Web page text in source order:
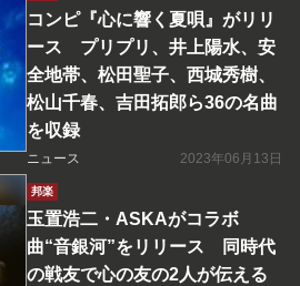
コンピ『心に響く夏唄』がリリ
ース プリプリ、井上陽水、安
全地帯、松田聖子、西城秀樹、
松山千春、吉田拓郎ら36の名曲
を収録
ニュース 2023年06月13日
邦楽
玉置浩二・ASKAがコラボ
曲“音銀河”をリリース 同時代
の戦友で心の友の2人が伝える